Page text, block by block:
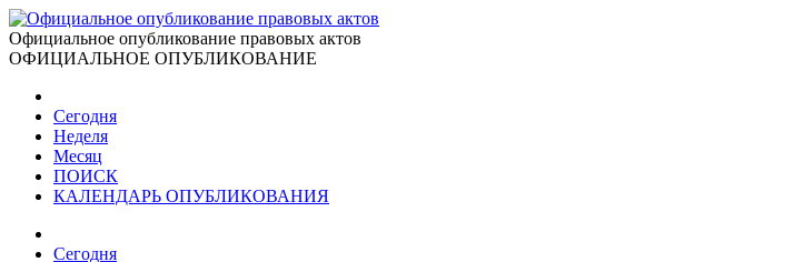
Официальное опубликование правовых актов
ОФИЦИАЛЬНОЕ ОПУБЛИКОВАНИЕ
Сегодня
Неделя
Месяц
ПОИСК
КАЛЕНДАРЬ ОПУБЛИКОВАНИЯ
Сегодня